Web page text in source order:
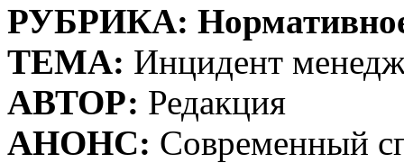
РУБРИКА: Нормативное
ТЕМА: Инцидент
АВТОР: Редакция
АНОНС: Современный